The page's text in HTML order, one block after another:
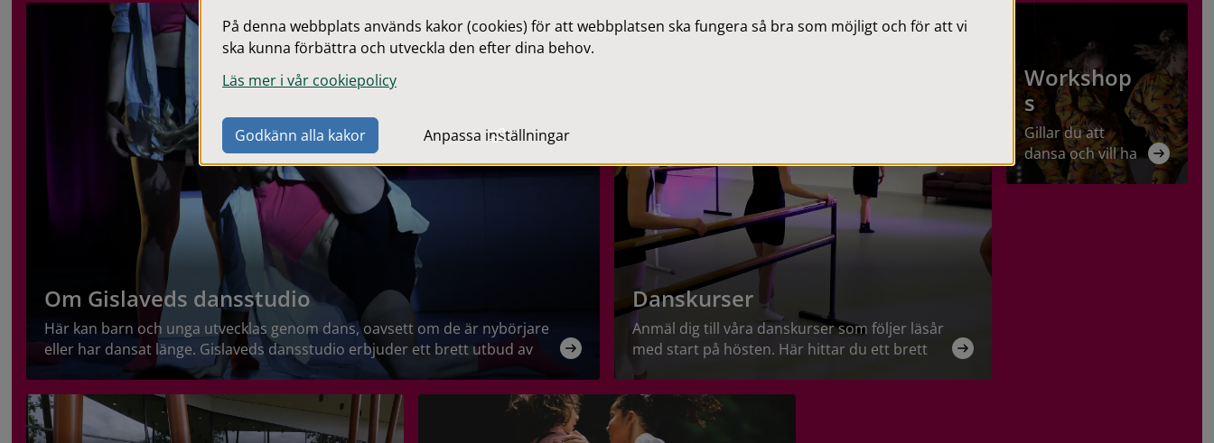
Om Gislaveds dansstudio
Här kan barn och unga utvecklas genom dans, oavsett om de är nybörjare
eller har dansat länge. Gislaveds dansstudio erbjuder ett brett utbud av
kurser i olika stilar, där rörelseglädje, gemenskap och möjlighet att stå på
scen står i centrum. Här finns också workshops och särskilda satsningar
på dans för hälsa, vilket gör verksamheten till en viktig mötesplats för
både kreativitet och välmående.
Danskurser
Anmäl dig till våra danskurser som följer läsår
med start på hösten. Här hittar du ett brett
där du utvecklas i din egen takt med stöd av
våra pedagoger.
Workshop
s
Gillar du att
dansa och vill ha
ett roligt
På denna webbplats används kakor (cookies) för att webbplatsen ska fungera så bra som möjligt och för att vi
ska kunna förbättra och utveckla den efter dina behov.
Läs mer i vår cookiepolicy
Godkänn alla kakor Anpassa inställningar